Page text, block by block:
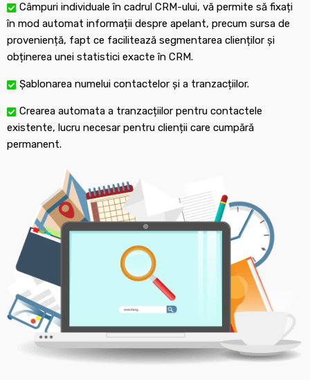
Câmpuri individuale în cadrul CRM-ului, vă permite să fixați
în mod automat informații despre apelant, precum sursa de
proveniență, fapt ce facilitează segmentarea clienților și
obținerea unei statistici exacte în CRM.
Șablonarea numelui contactelor și a tranzacțiilor.
Crearea automata a tranzacțiilor pentru contactele
existente, lucru necesar pentru clienții care cumpără
permanent.